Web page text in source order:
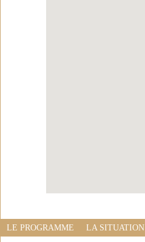
LE PROGRAMME LA SITUATION